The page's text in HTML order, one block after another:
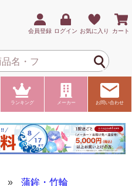
会員登録 ログイン お気に入り カート
ランキング メーカー お問い合わせ
» 蒲鉾・竹輪